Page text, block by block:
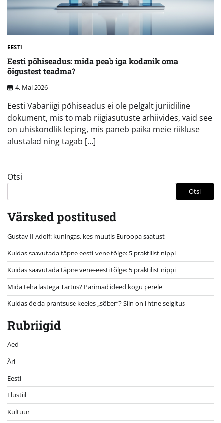
EESTI
Eesti põhiseadus: mida peab iga kodanik oma
õigustest teadma?
4. Mai 2026
Eesti Vabariigi põhiseadus ei ole pelgalt juriidiline
dokument, mis tolmab riigiasutuste arhiivides, vaid see
on ühiskondlik leping, mis paneb paika meie riikluse
alustalad ning tagab […]
Otsi
Otsi
Värsked postitused
Gustav II Adolf: kuningas, kes muutis Euroopa saatust
Kuidas saavutada täpne eesti-vene tõlge: 5 praktilist nippi
Kuidas saavutada täpne vene-eesti tõlge: 5 praktilist nippi
Mida teha lastega Tartus? Parimad ideed kogu perele
Kuidas öelda prantsuse keeles „sõber“? Siin on lihtne selgitus
Rubriigid
Aed
Äri
Eesti
Elustiil
Kultuur